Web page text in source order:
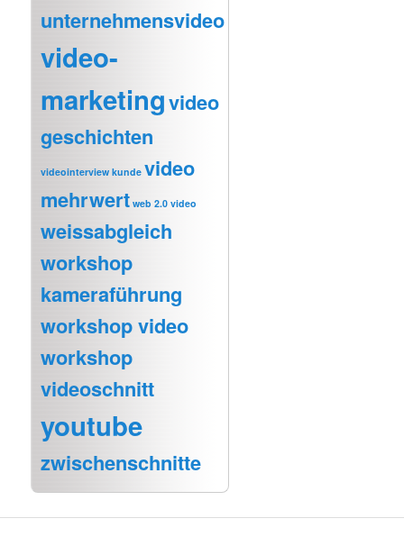
unternehmensvideo
video-
marketingvideo
geschichten
videointerview kunde video
mehrwert web 2.0 video
weissabgleich
workshop
kameraführung
workshop video
workshop
videoschnitt
youtube
zwischenschnitte